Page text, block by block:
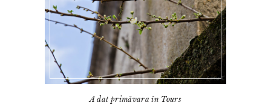
A dat primăvara în Tours